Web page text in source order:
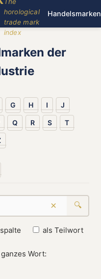
horological
trade mark
index
Handelsmarken
der
G H I J
Q R S T
× 🔍
als Teilwort
Wort: